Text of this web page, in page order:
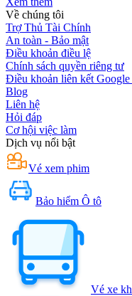
Về chúng tôi
Trợ Thủ Tài Chính
An toàn - Bảo mật
Điều khoản điều lệ
Chính sách quyền riêng tư
Điều khoản liên kết
Blog
Liên hệ
Hỏi đáp
Cơ hội việc làm
Dịch vụ nổi bật
Vé xem phim
Bảo hiểm Ô tô
Vé xe